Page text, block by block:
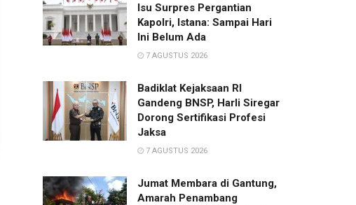
Isu Surpres Pergantian
Kapolri, Istana: Sampai Hari
Ini Belum Ada
7 AGUSTUS 2026
Badiklat Kejaksaan RI
Gandeng BNSP, Harli Siregar
Dorong Sertifikasi Profesi
Jaksa
7 AGUSTUS 2026
Jumat Membara di Gantung,
Amarah Penambang